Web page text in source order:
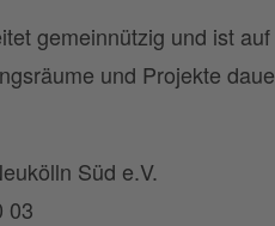
gemeinnützig und ist
und Projekte
Süd e.V.
03